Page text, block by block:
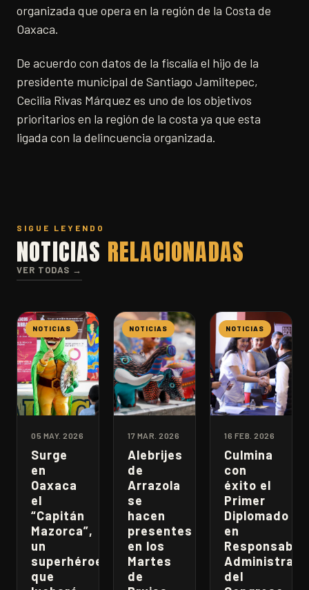
organizada que opera en la región de la Costa de
Oaxaca.
De acuerdo con datos de la fiscalía el hijo de la
presidente municipal de Santiago Jamiltepec,
Cecilia Rivas Márquez es uno de los objetivos
prioritarios en la región de la costa ya que esta
ligada con la delincuencia organizada.
SIGUE LEYENDO
NOTICIAS RELACIONADAS
VER TODAS →
NOTICIAS
05 MAY. 2026
Surge
en
Oaxaca
el
“Capitán
Mazorca”,
un
superhéroe
que
NOTICIAS
17 MAR. 2026
Alebrijes
de
Arrazola
se
hacen
presentes
en los
Martes
de
NOTICIAS
16 FEB. 2026
Culmina
con
éxito el
Primer
Diplomado
en
del